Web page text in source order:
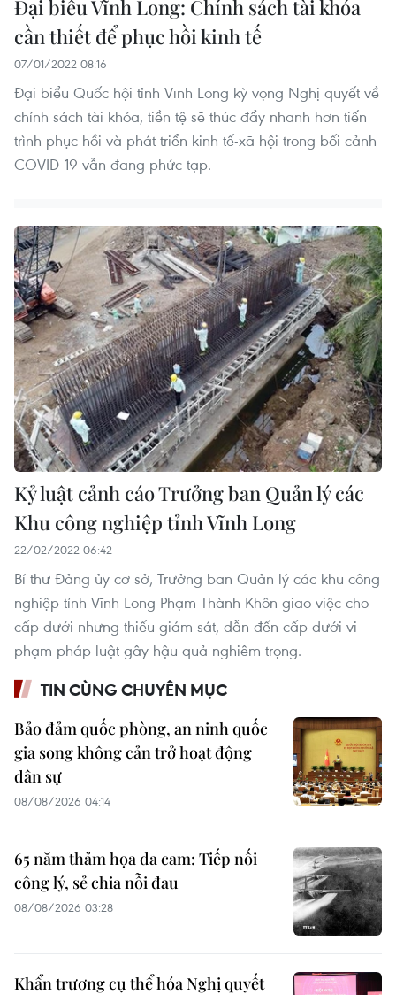
Đại biểu Vĩnh Long: Chính sách tài khóa
cần thiết để phục hồi kinh tế
07/01/2022 08:16
Đại biểu Quốc hội tỉnh Vĩnh Long kỳ vọng Nghị quyết về
chính sách tài khóa, tiền tệ sẽ thúc đẩy nhanh hơn tiến
trình phục hồi và phát triển kinh tế-xã hội trong bối cảnh
COVID-19 vẫn đang phức tạp.
Kỷ luật cảnh cáo Trưởng ban Quản lý các
Khu công nghiệp tỉnh Vĩnh Long
22/02/2022 06:42
Bí thư Đảng ủy cơ sở, Trưởng ban Quản lý các khu công
nghiệp tỉnh Vĩnh Long Phạm Thành Khôn giao việc cho
cấp dưới nhưng thiếu giám sát, dẫn đến cấp dưới vi
phạm pháp luật gây hậu quả nghiêm trọng.
TIN CÙNG CHUYÊN MỤC
Bảo đảm quốc phòng, an ninh quốc
gia song không cản trở hoạt động
dân sự
08/08/2026 04:14
65 năm thảm họa da cam: Tiếp nối
công lý, sẻ chia nỗi đau
08/08/2026 03:28
Khẩn trương cụ thể hóa Nghị quyết